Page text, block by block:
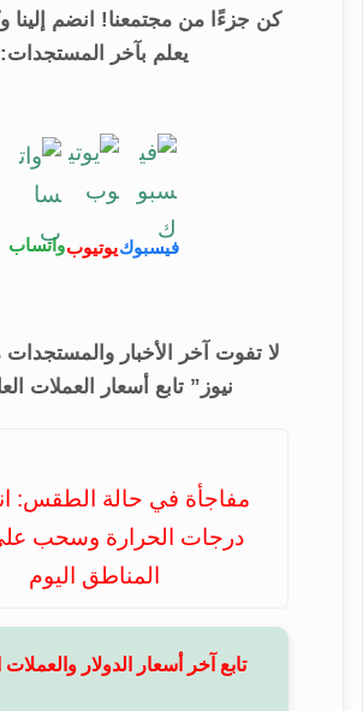
كن جزءًا من مجتمعنا! انضم
يعلم بآخر المستجدات:
فيسبوكيوتيوبواتساب
لا تفوت آخر الأخبار والمستجدات
نيوز” تابع أسعار العملات
مفاجأة في حالة الطقس:
درجات الحرارة وسحب
المناطق اليوم
تابع آخر أسعار الدولار والعملات